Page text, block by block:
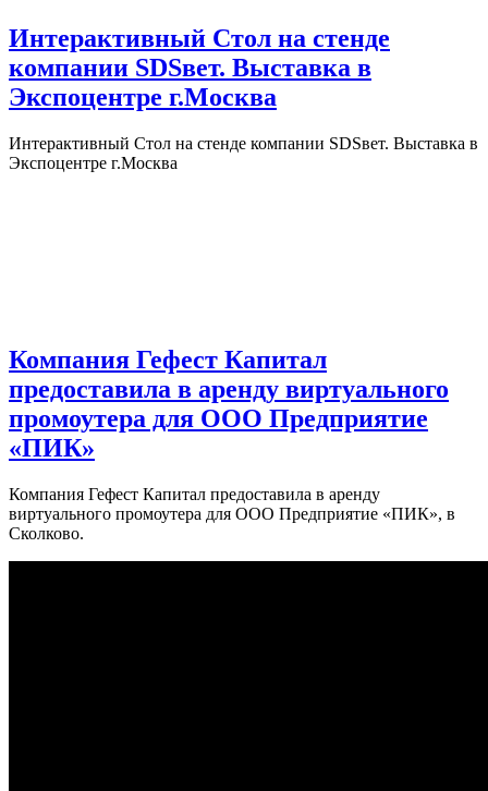
Интерактивный Стол на стенде
компании SDSвет. Выставка в
Экспоцентре г.Москва
Интерактивный Стол на стенде компании SDSвет. Выставка в
Экспоцентре г.Москва
Компания Гефест Капитал
предоставила в аренду виртуального
промоутера для ООО Предприятие
«ПИК»
Компания Гефест Капитал предоставила в аренду
виртуального промоутера для ООО Предприятие «ПИК», в
Сколково.